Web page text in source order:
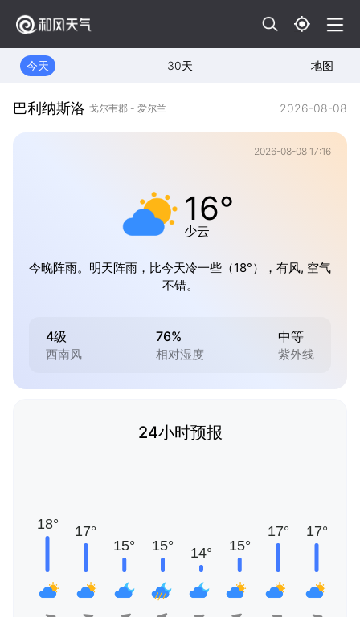
今天 30天 地图
巴利纳斯洛 戈尔韦郡 - 爱尔兰 2026-08-08
2026-08-08 17:16
16°
少云
今晚阵雨。明天阵雨，比今天冷一些（18°），有风, 空气
不错。
4级
西南风
76%
相对湿度
中等
紫外线
24小时预报